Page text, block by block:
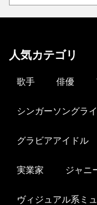
人気カテゴリ
歌手 俳優
シンガーソングラ
グラビアアイドル
実業家 ジャニ
ヴィジュアル系ミ